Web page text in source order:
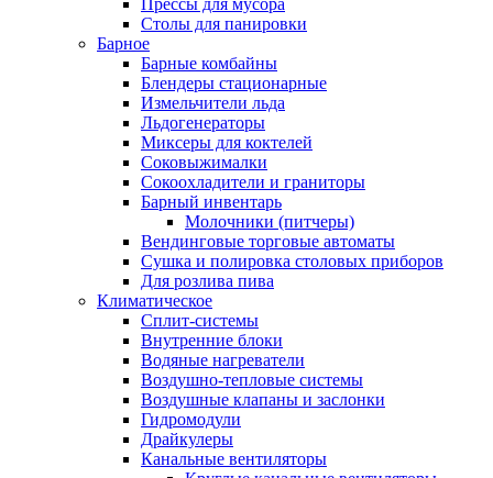
Прессы для мусора
Столы для панировки
Барное
Барные комбайны
Блендеры стационарные
Измельчители льда
Льдогенераторы
Миксеры для коктелей
Соковыжималки
Сокоохладители и граниторы
Барный инвентарь
Молочники (питчеры)
Вендинговые торговые автоматы
Сушка и полировка столовых приборов
Для розлива пива
Климатическое
Сплит-системы
Внутренние блоки
Водяные нагреватели
Воздушно-тепловые системы
Воздушные клапаны и заслонки
Гидромодули
Драйкулеры
Канальные вентиляторы